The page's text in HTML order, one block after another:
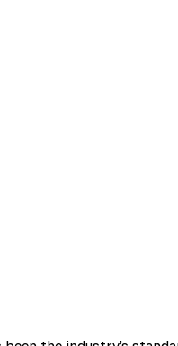
i witryna nie będzie działać
identyfikację osoby.
bardziej cenne dla